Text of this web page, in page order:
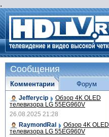
.
Сообщения
Комментарии
Jefferycip Обзор 4K OLED
телевизора LG 55EG960V
26.08.2025 21:28
RaymondRal
Обзор 4K OLED
телевизора LG 55EG960V
Форум